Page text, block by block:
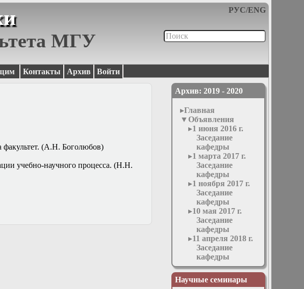
РУС/ENG
МГУ
Контакты Архив Войти
Архив: 2019 - 2020
Главная
Объявления
1 июня 2016 г.
Заседание
кафедры
1 марта 2017 г.
Заседание
кафедры
1 ноября 2017 г.
Заседание
кафедры
10 мая 2017 г.
Заседание
кафедры
11 апреля 2018 г.
Заседание
кафедры
11 мая 2016 г.
Заседание
кафедры
Научные семинары
(А.Н. Боголюбов)
учебно-научного процесса. (Н.Н.